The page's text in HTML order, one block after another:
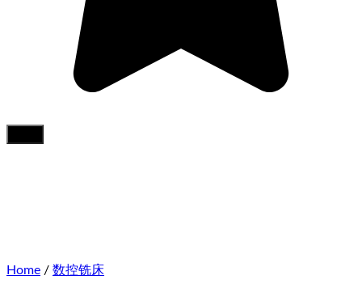
Home / 数控铣床